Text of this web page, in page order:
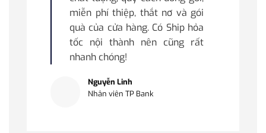
miễn phí thiệp, thắt nơ và gói
quà của cửa hàng. Có Ship hỏa
tốc nội thành nên cũng rất
nhanh chóng!
Nguyễn Linh
Nhân viên TP Bank